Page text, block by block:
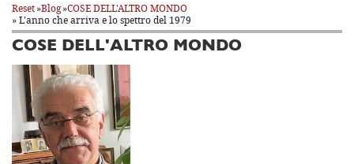
Reset»Blog»COSE DELL'ALTRO MONDO
» L’anno che arriva e lo spettro del 1979
COSE DELL'ALTRO MONDO